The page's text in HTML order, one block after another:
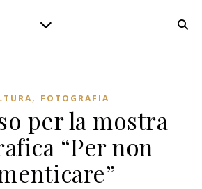
, FOTOGRAFIA
per la mostra
“Per non